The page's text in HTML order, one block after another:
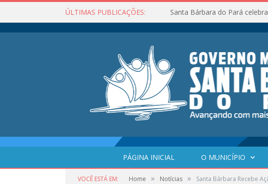
ÚLTIMAS PUBLICAÇÕES: Santa Bárbara do Pará
PÁGINA INICIAL O MUNICÍPIO
VOCÊ ESTÁ EM: Home » Notícias » Santa Bárbara Recebe